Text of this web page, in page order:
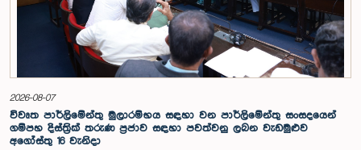
පරිපාලනමය ප්‍රතිපාදන පිළිබඳ වැඩිදුර අධ්‍යයනය කිරීමේ අවශ්‍යතාව
අවධාරණය කෙරිණි.කාරක සභාව විසින් පත් කළ විශේෂඥ මණ්ඩලය මඟින්
ලැබී ඇති යෝජනා 31 සහ පූර්ව පාර්ලිමේන්තු තේරීම් කාරක සභා වාර්තා
විශ්ලේෂණය කර ප්‍රායෝගික නිර්දේශ සහිත වාර්තාවක් සකස් කිරීමට නියමිත
අතර, එම නිර්දේශ සමාලෝචනය කිරීම සඳහා ඉදිරි කටයුතු සිදු කිරීමට කාරක
සභාව තීරණය කළේය.මෙම රැස්වීමට කාරක සභා සාමාජික ගරු අමාත්‍ය
ආචාර්ය උපාලි පන්නිලගේ මහතා සහ ගරු පාර්ලිමේන්තු මන්ත්‍රීවරුන් වන රවී
කරුණානායක, රුවන්තිලක ජයකොඩි සහ කදිරවේලු ෂන්මුගම් කුගදාසන් යන
මහත්වරු සහභාගී වූහ.
2026-08-07
විවෘත පාර්ලිමේන්තු මුලාරම්භය සඳහා වන පාර්ලිමේන්තු සංසදයෙන්
ගම්පහ දිස්ත්‍රික් තරුණ ප්‍රජාව සඳහා පවත්වනු ලබන වැඩමුළුව
අගෝස්තු 16 වැනිදා